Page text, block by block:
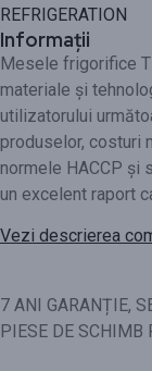
REFRIGERATION
Informații
Mesele frigorifice
materiale și
utilizatorului
produselor, costuri
normele HACCP și
un excelent raport
Vezi descrierea
7 ANI GARANȚIE,
PIESE DE SCHIMB